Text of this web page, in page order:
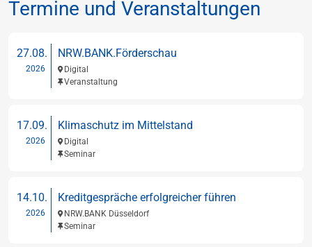
Termine und Veranstaltungen
27.08.
2026
NRW.BANK.Förderschau
Digital
Veranstaltung
17.09.
2026
Klimaschutz im Mittelstand
Digital
Seminar
14.10.
2026
Kreditgespräche erfolgreicher führen
NRW.BANK Düsseldorf
Seminar